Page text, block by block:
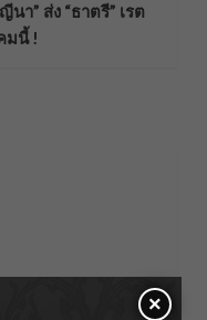
า” ส่ง “ธาตรี” เรต
มนี้ !
×